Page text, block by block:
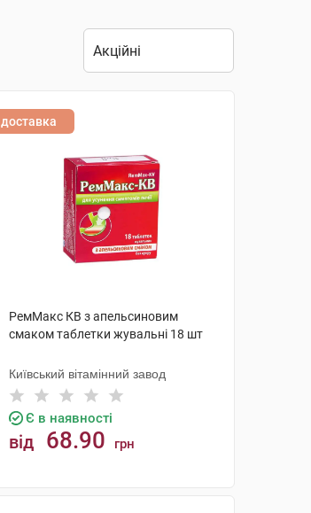
доставка
РемМакс КВ з апельсиновим
смаком таблетки жувальні 18 шт
Київський вітамінний завод
Є в наявності
від 68.90 грн